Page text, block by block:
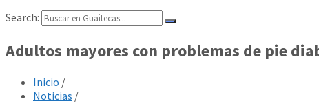
Search:
Adultos mayores con problemas de pie
Inicio /
Noticias /